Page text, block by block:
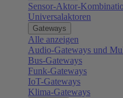
Sensor-Aktor-
Universalaktoren
Gateways
Alle anzeigen
Audio-Gateways und
Bus-Gateways
Funk-Gateways
IoT-Gateways
Klima-Gateways